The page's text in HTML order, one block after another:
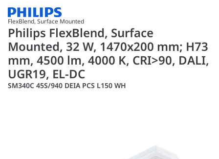
FlexBlend, Surface Mounted
Philips FlexBlend, Surface
Mounted, 32 W, 1470x200 mm; H73
mm, 4500 lm, 4000 K, CRI>90, DALI,
UGR19, EL-DC
SM340C 45S/940 DEIA PCS L150 WH